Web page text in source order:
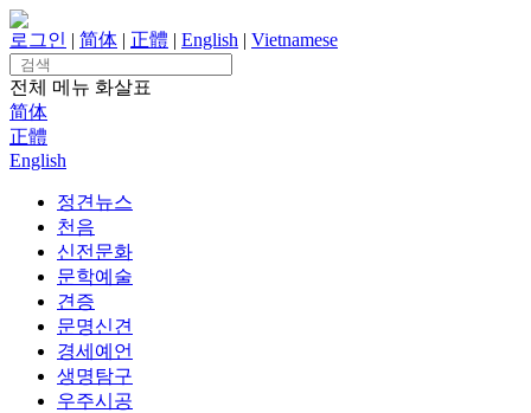
Skip
to
content
로그인 | 简体 | 正體 | English | Vietnamese
Search
for:
전체 메뉴 화살표
简体
正體
English
정견뉴스
천음
신전문화
문학예술
견증
문명신견
경세예언
생명탐구
우주시공